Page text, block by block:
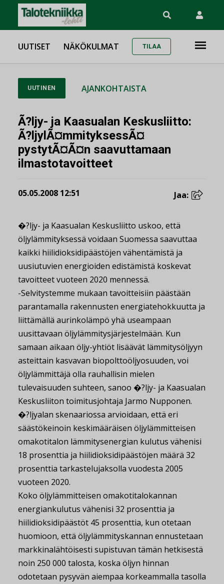
UUTISET NÄKÖKULMAT TILAA
UUTINEN AJANKOHTAISTA
Ã?ljy- ja Kaasualan Keskusliitto:
Ã?ljylÃ¤mmityksessÃ¤
pystytÃ¤Ã¤n saavuttamaan
ilmastotavoitteet
05.05.2008 12:51 Jaa:
�?ljy- ja Kaasualan Keskusliitto uskoo, että
öljylämmityksessä voidaan Suomessa saavuttaa
kaikki hiilidioksidipäästöjen vähentämistä ja
uusiutuvien energioiden edistämistä koskevat
tavoitteet vuoteen 2020 mennessä.
-Selvitystemme mukaan tavoitteisiin päästään
parantamalla rakennusten energiatehokkuutta ja
liittämällä aurinkolämpö yhä useampaan
uusittavaan öljylämmitysjärjestelmään. Kun
samaan aikaan öljy-yhtiöt lisäävät lämmitysöljyyn
asteittain kasvavan biopolttoöljyosuuden, voi
öljylämmittäjä olla rauhallisin mielen
tulevaisuuden suhteen, sanoo �?ljy- ja Kaasualan
Keskusliiton toimitusjohtaja Jarmo Nupponen.
�?ljyalan skenaariossa arvioidaan, että eri
säästökeinoin keskimääräisen öljylämmitteisen
omakotitalon lämmitysenergian kulutus vähenisi
18 prosenttia ja hiilidioksidipäästöjen määrä 32
prosenttia tarkastelujaksolla vuodesta 2005
vuoteen 2020.
Koko öljylämmitteisen omakotitalokannan
energiankulutus vähenisi 32 prosenttia ja
hiilidioksidipäästöt 45 prosenttia, kun otetaan
huomioon, että öljylämmityskannan ennustetaan
markkinalähtöisesti supistuvan tämän hetkisestä
noin 250 000 talosta, koska öljyn hinnan
odotetaan pysyvän aiempaa korkeammalla tasolla